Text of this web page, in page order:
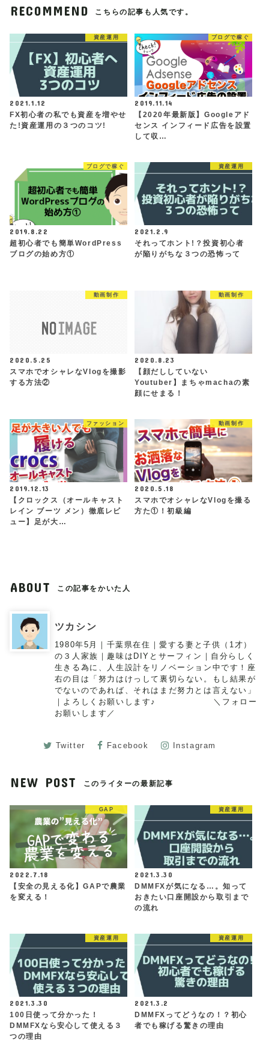
RECOMMEND こちらの記事も人気です。
資産運用
2021.1.12
FX初心者の私でも資産を増やせ
た!資産運用の３つのコツ!
ブログで稼ぐ
2019.11.14
【2020年最新版】Googleアド
センス インフィード広告を設置
して収…
ブログで稼ぐ
2019.8.22
超初心者でも簡単WordPress
ブログの始め方①
資産運用
2021.2.9
それってホント!？投資初心者
が陥りがちな３つの恐怖って
動画制作
2020.5.25
スマホでオシャレなVlogを撮影
する方法②
動画制作
2020.8.23
【顔だししていない
Youtuber】まちゃmachaの素
顔にせまる！
ファッション
2019.12.13
【クロックス（オールキャスト
レイン ブーツ メン）徹底レビ
ュー】足が大…
動画制作
2020.5.18
スマホでオシャレなVlogを撮る
方た①！初級編
ABOUT この記事をかいた人
ツカシン
1980年5月｜千葉県在住｜愛する妻と子供（1才）
の３人家族｜趣味はDIYとサーフィン｜自分らしく
生きる為に、人生設計をリノベーション中です！座
右の目は「努力はけっして裏切らない。もし結果が
でないのであれば、それはまだ努力とは言えない」
｜よろしくお願いします♪ ＼フォロー
お願いします／
Twitter Facebook Instagram
NEW POST このライターの最新記事
GAP
2022.7.18
【安全の見える化】GAPで農業
を変える！
資産運用
2021.3.30
DMMFXが気になる…。知って
おきたい口座開設から取引まで
の流れ
資産運用
2021.3.30
100日使って分かった！
DMMFXなら安心して使える３
つの理由
資産運用
2021.3.2
DMMFXってどうなの！？初心
者でも稼げる驚きの理由